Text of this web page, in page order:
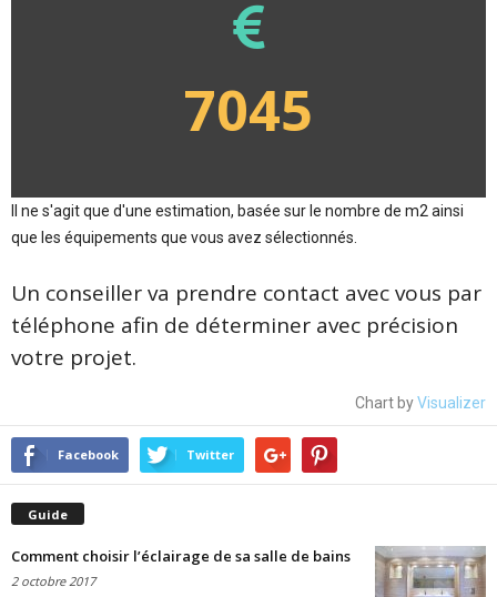
7045
Il ne s'agit que d'une estimation, basée sur le nombre de m2 ainsi
que les équipements que vous avez sélectionnés.
Un conseiller va prendre contact avec vous par
téléphone afin de déterminer avec précision
votre projet.
Chart byVisualizer
Facebook Twitter
Guide
Comment choisir l’éclairage de sa salle de bains
2 octobre 2017